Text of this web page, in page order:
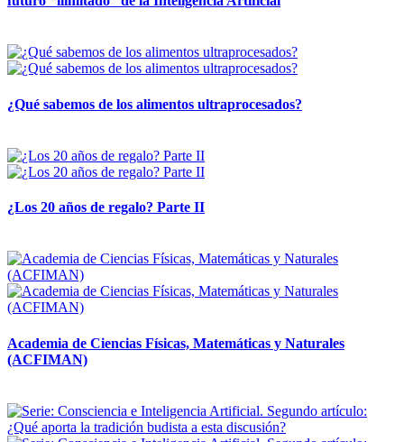
¿Qué sabemos de los alimentos ultraprocesados?
¿Los 20 años de regalo? Parte II
Academia de Ciencias Físicas, Matemáticas y Naturales
(ACFIMAN)